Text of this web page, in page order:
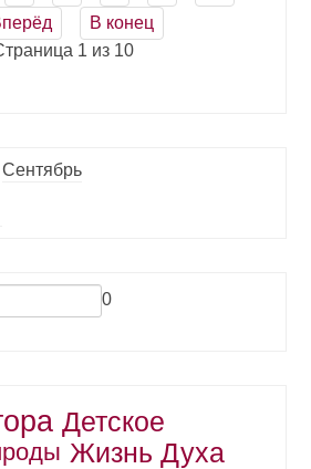
В конец
1 из 10
Сентябрь
0
Детское
Жизнь Духа